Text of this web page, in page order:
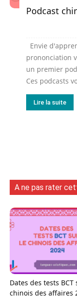
Podcast
Envie
prononciation
un premier
Ces podcasts
Lire la suite
A ne pas rater
Dates des tests BCT
chinois des affaires